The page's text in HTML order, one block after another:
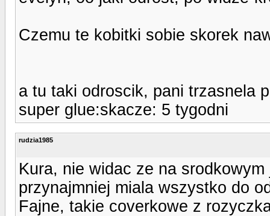
Czemu te kobitki sobie skorek
a tu taki odroscik, pani trzasnela
super glue:skacze: 5 tygodni
rudzia1985
Kura, nie widac ze na
przynajmniej miala wszystko do
Fajne, takie coverkowe z